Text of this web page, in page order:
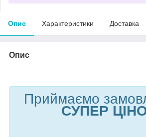
Опис Характеристики Доставка
Опис
Приймаємо
СУПЕР